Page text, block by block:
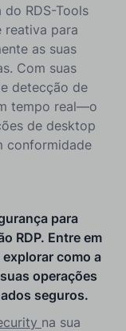
do RDS-Tools
reativa para
as suas
Com suas
detecção de
tempo real—o
de desktop
conformidade
para
RDP. Entre em
como a
operações
seguros.
na sua